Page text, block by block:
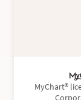
MyChart®